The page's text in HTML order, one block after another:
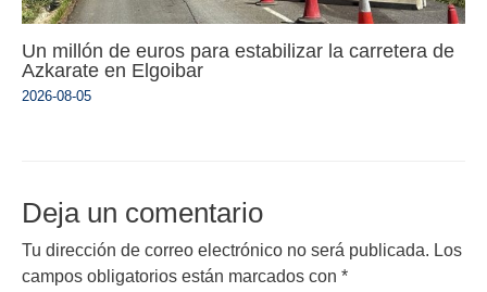
Un millón de euros para estabilizar la carretera de
Azkarate en Elgoibar
2026-08-05
Deja un comentario
Tu dirección de correo electrónico no será publicada. Los
campos obligatorios están marcados con *